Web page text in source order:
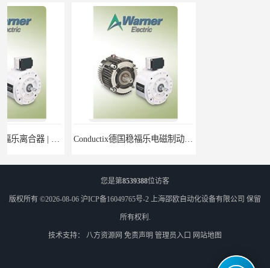
Conductix德国稳福乐电磁制动器 | Conductix德国稳福乐廉价特卖
您是第8539388位访客
版权所有 ©2026-08-06 沪ICP备16049765号-2 上海邵欧自动化设备有限公司 保留
所有权利.
技术支持： 八方资源网 免责声明 管理员入口 网站地图